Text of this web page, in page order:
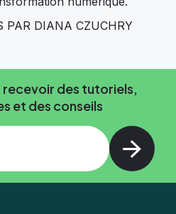
PAR DIANA CZUCHRY
des tutoriels,
et des conseils